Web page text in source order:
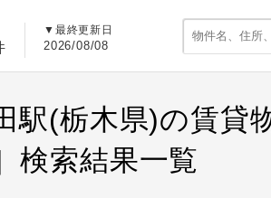
▼最終更新日
2026/08/08
駅(栃木県)の賃貸
検索結果一覧